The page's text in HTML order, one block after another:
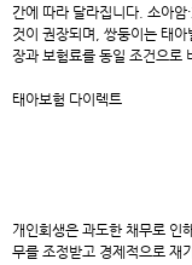
간에 따라 달라집니다. 소아
것이 권장되며, 쌍둥이는 태
장과 보험료를 동일 조건으로
태아보험 다이렉트
개인회생은 과도한 채무로 인
무를 조정받고 경제적으로 재